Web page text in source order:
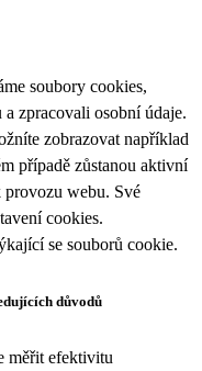
soubory cookies,
zpracovali osobní údaje.
zobrazovat například
případě zůstanou aktivní
provozu webu. Své
cookies.
se souborů cookie.
důvodů
měřit efektivitu